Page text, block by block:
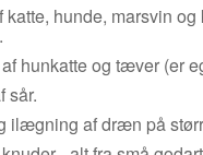
katte, hunde, marsvin
hunkatte og tæver (er
sår.
ilægning af dræn på